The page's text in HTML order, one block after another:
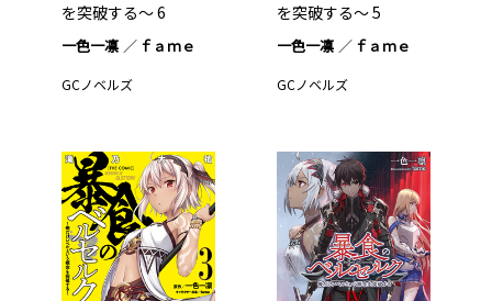
を突破する～ 6
一色一凛 ｆａｍｅ
GCノベルズ
を突破する～ 5
一色一凛 ｆａｍｅ
GCノベルズ